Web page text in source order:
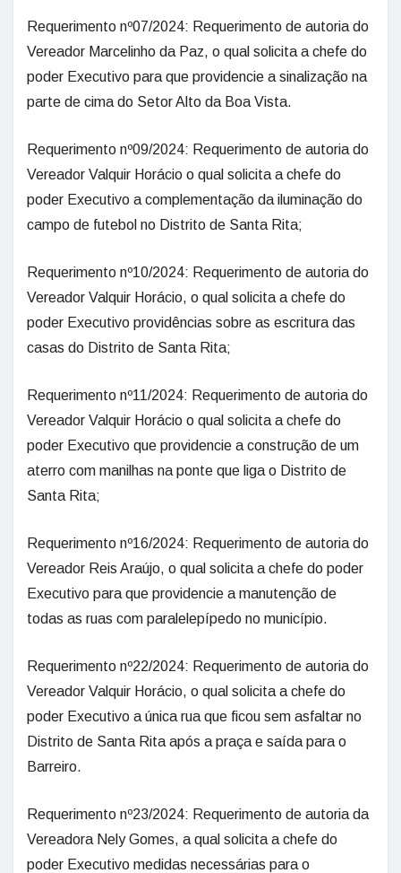
Requerimento nº07/2024: Requerimento de autoria do
Vereador Marcelinho da Paz, o qual solicita a chefe do
poder Executivo para que providencie a sinalização na
parte de cima do Setor Alto da Boa Vista.
Requerimento nº09/2024: Requerimento de autoria do
Vereador Valquir Horácio o qual solicita a chefe do
poder Executivo a complementação da iluminação do
campo de futebol no Distrito de Santa Rita;
Requerimento nº10/2024: Requerimento de autoria do
Vereador Valquir Horácio, o qual solicita a chefe do
poder Executivo providências sobre as escritura das
casas do Distrito de Santa Rita;
Requerimento nº11/2024: Requerimento de autoria do
Vereador Valquir Horácio o qual solicita a chefe do
poder Executivo que providencie a construção de um
aterro com manilhas na ponte que liga o Distrito de
Santa Rita;
Requerimento nº16/2024: Requerimento de autoria do
Vereador Reis Araújo, o qual solicita a chefe do poder
Executivo para que providencie a manutenção de
todas as ruas com paralelepípedo no município.
Requerimento nº22/2024: Requerimento de autoria do
Vereador Valquir Horácio, o qual solicita a chefe do
poder Executivo a única rua que ficou sem asfaltar no
Distrito de Santa Rita após a praça e saída para o
Barreiro.
Requerimento nº23/2024: Requerimento de autoria da
Vereadora Nely Gomes, a qual solicita a chefe do
poder Executivo medidas necessárias para o